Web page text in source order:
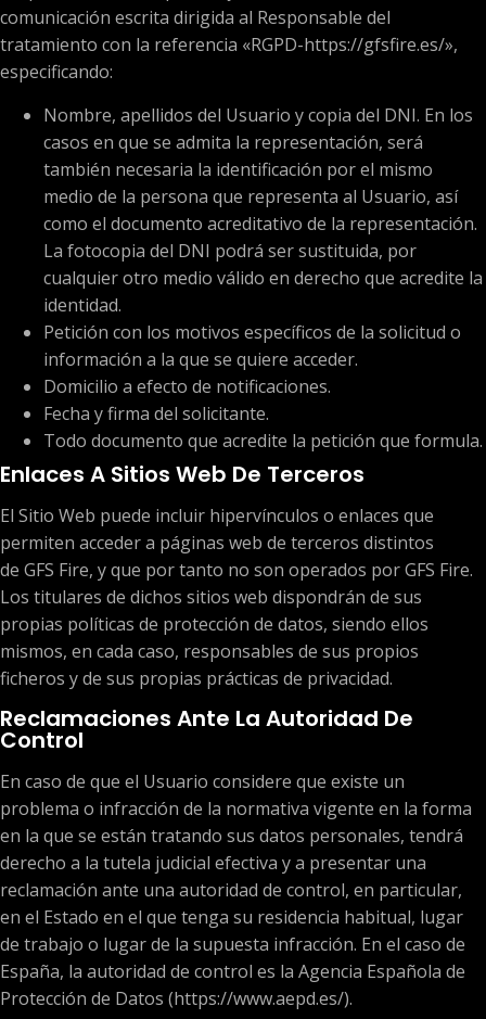
comunicación escrita dirigida al Responsable del
tratamiento con la referencia «RGPD-https://gfsfire.es/»,
especificando:
Nombre, apellidos del Usuario y copia del DNI. En los
casos en que se admita la representación, será
también necesaria la identificación por el mismo
medio de la persona que representa al Usuario, así
como el documento acreditativo de la representación.
La fotocopia del DNI podrá ser sustituida, por
cualquier otro medio válido en derecho que acredite la
identidad.
Petición con los motivos específicos de la solicitud o
información a la que se quiere acceder.
Domicilio a efecto de notificaciones.
Fecha y firma del solicitante.
Todo documento que acredite la petición que formula.
Enlaces A Sitios Web De Terceros
El Sitio Web puede incluir hipervínculos o enlaces que
permiten acceder a páginas web de terceros distintos
de GFS Fire, y que por tanto no son operados por GFS Fire.
Los titulares de dichos sitios web dispondrán de sus
propias políticas de protección de datos, siendo ellos
mismos, en cada caso, responsables de sus propios
ficheros y de sus propias prácticas de privacidad.
Reclamaciones Ante La Autoridad De
Control
En caso de que el Usuario considere que existe un
problema o infracción de la normativa vigente en la forma
en la que se están tratando sus datos personales, tendrá
derecho a la tutela judicial efectiva y a presentar una
reclamación ante una autoridad de control, en particular,
en el Estado en el que tenga su residencia habitual, lugar
de trabajo o lugar de la supuesta infracción. En el caso de
España, la autoridad de control es la Agencia Española de
Protección de Datos (https://www.aepd.es/).